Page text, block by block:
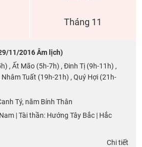
Tháng 11
11/2016 Âm lịch)
, Ất Mão (5h-7h) , Đinh Tị (9h-11h) ,
Tuất (19h-21h) , Quý Hợi (21h-
Tý, năm Bính Thân
| Tài thần: Hướng Tây Bắc | Hắc
Chi tiết